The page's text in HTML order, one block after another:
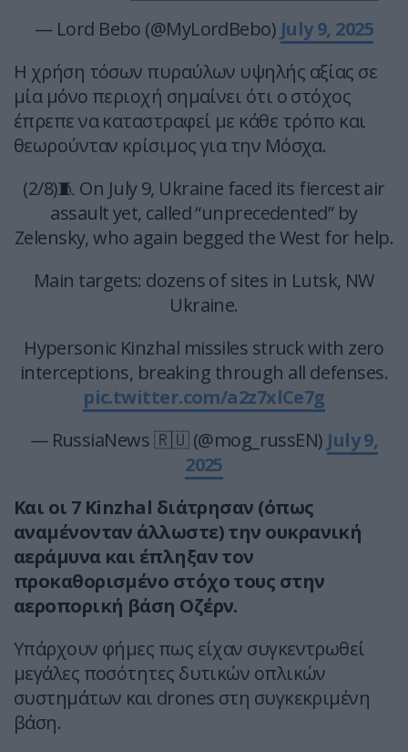
— Lord Bebo (@MyLordBebo) July 9, 2025
Η χρήση τόσων πυραύλων υψηλής αξίας σε
μία μόνο περιοχή σημαίνει ότι ο στόχος
έπρεπε να καταστραφεί με κάθε τρόπο και
θεωρούνταν κρίσιμος για την Μόσχα.
(2/8)🧵 On July 9, Ukraine faced its fiercest air
assault yet, called “unprecedented” by
Zelensky, who again begged the West for help.
Main targets: dozens of sites in Lutsk, NW
Ukraine.
Hypersonic Kinzhal missiles struck with zero
interceptions, breaking through all defenses.
pic.twitter.com/a2z7xlCe7g
— RussiaNews 🇷🇺 (@mog_russEN) July 9,
2025
Και οι 7 Kinzhal διάτρησαν (όπως
αναμένονταν άλλωστε) την ουκρανική
αεράμυνα και έπληξαν τον
προκαθορισμένο στόχο τους στην
αεροπορική βάση Οζέρν.
Υπάρχουν φήμες πως είχαν συγκεντρωθεί
μεγάλες ποσότητες δυτικών οπλικών
συστημάτων και drones στη συγκεκριμένη
βάση.